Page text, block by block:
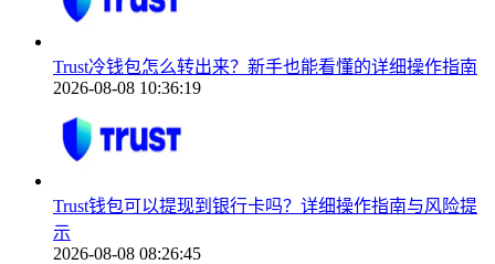
Trust冷钱包怎么转出来？新手也能看懂的详细操作指南
2026-08-08 10:36:19
Trust钱包可以提现到银行卡吗？详细操作指南与风险提
示
2026-08-08 08:26:45